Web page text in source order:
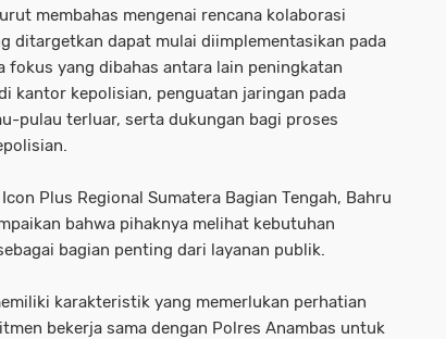
membahas mengenai rencana kolaborasi
ditargetkan dapat mulai diimplementasikan pada
fokus yang dibahas antara lain peningkatan
kantor kepolisian, penguatan jaringan pada
pulau terluar, serta dukungan bagi proses
Plus Regional Sumatera Bagian Tengah, Bahru
bahwa pihaknya melihat kebutuhan
bagian penting dari layanan publik.
karakteristik yang memerlukan perhatian
bekerja sama dengan Polres Anambas untuk